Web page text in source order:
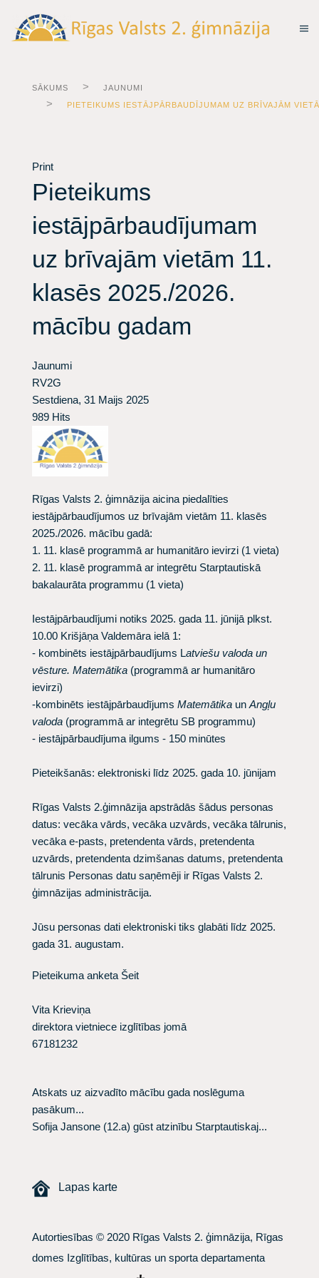
SĀKUMS
JAUNUMI
PIETEIKUMS IESTĀJPĀRBAUDĪJUMAM UZ BRĪVAJĀM
Print
Pieteikums
iestājpārbaudījumam
uz brīvajām vietām 11.
klasēs 2025./2026.
mācību gadam
Jaunumi
RV2G
Sestdiena, 31 Maijs 2025
989 Hits
Rīgas Valsts 2. ģimnāzija aicina piedalīties
iestājpārbaudījumos uz brīvajām vietām 11. klasēs
2025./2026. mācību gadā:
1. 11. klasē programmā ar humanitāro ievirzi (1 vieta)
2. 11. klasē programmā ar integrētu Starptautiskā
bakalaurāta programmu (1 vieta)
Iestājpārbaudījumi notiks 2025. gada 11. jūnijā plkst.
10.00 Krišjāņa Valdemāra ielā 1:
- kombinēts iestājpārbaudījums Latviešu valoda un
vēsture. Matemātika (programmā ar humanitāro
ievirzi)
-kombinēts iestājpārbaudījums Matemātika unAngļu
valoda (programmā ar integrētu SB programmu)
- iestājpārbaudījuma ilgums - 150 minūtes
Pieteikšanās: elektroniski līdz 2025. gada 10. jūnijam
Rīgas Valsts 2.ģimnāzija apstrādās šādus personas
datus: vecāka vārds, vecāka uzvārds, vecāka tālrunis,
vecāka e-pasts, pretendenta vārds, pretendenta
uzvārds, pretendenta dzimšanas datums, pretendenta
tālrunis Personas datu saņēmēji ir Rīgas Valsts 2.
ģimnāzijas administrācija.
Jūsu personas dati elektroniski tiks glabāti līdz 2025.
gada 31. augustam.
Pieteikuma anketa Šeit
Vita Krieviņa
direktora vietniece izglītības jomā
67181232
Atskats uz aizvadīto mācību gada noslēguma
pasākum...
Sofija Jansone (12.a) gūst atzinību Starptautiskaj...
Lapas karte
Autortiesības © 2020 Rīgas Valsts 2. ģimnāzija, Rīgas
domes Izglītības, kultūras un sporta departamenta